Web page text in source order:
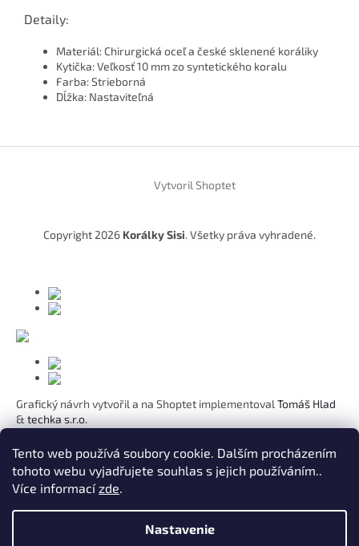
Tento web používá soubory cookie. Dalším procházením
tohoto webu vyjadřujete souhlas s jejich používáním..
Více informacízde.
Nastavenie
Detaily:
Materiál: Chirurgická oceľ a české sklenené koráliky
Kytička: Veľkosť 10 mm zo syntetického koralu
Farba: Strieborná
Dĺžka: Nastaviteľná
Vytvoril Shoptet
Copyright 2026 Korálky Sisi. Všetky práva vyhradené.
Grafický návrh vytvořil a na Shoptet implementoval Tomáš Hlad
& techka s.r.o.
Koho chcete obdarovat?
Pre mamičku
Pre moju lásku
Pre dcéru